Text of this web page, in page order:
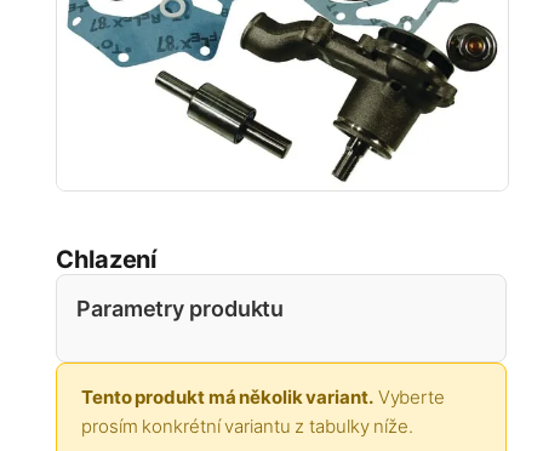
Chlazení
Parametry produktu
Tento produkt má několik variant.Vyberte
prosím konkrétní variantu z tabulky níže.